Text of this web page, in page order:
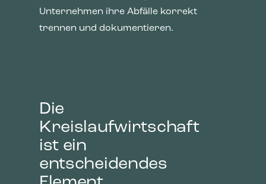
und daher wertvoller für Publisher und werbetreibende
Unternehmen ihre Abfälle korrekt
trennen und dokumentieren.
Die
Kreislaufwirtschaft
ist ein
entscheidendes